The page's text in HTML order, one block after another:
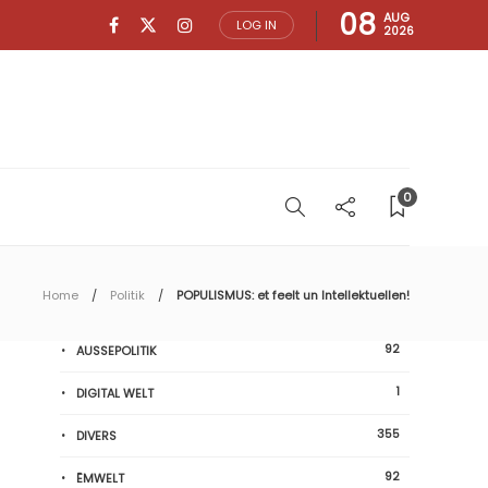
LOG IN 08 AUG
2026
0
Home Politik POPULISMUS: et feelt un Intellektuellen!
AUSSEPOLITIK 92
DIGITAL WELT 1
DIVERS 355
ËMWELT 92